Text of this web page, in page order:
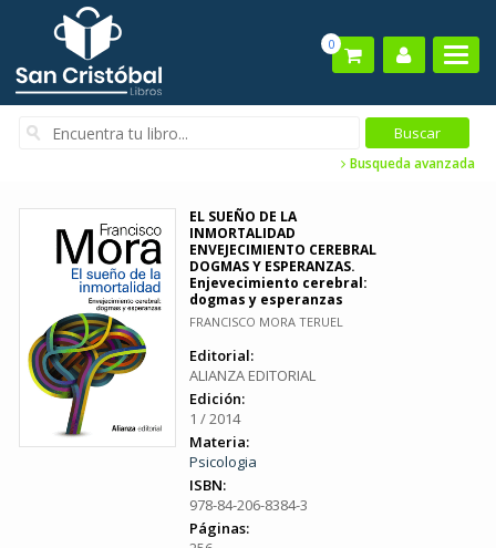
0
Busqueda avanzada
EL SUEÑO DE LA
INMORTALIDAD
ENVEJECIMIENTO CEREBRAL
DOGMAS Y ESPERANZAS.
Enjevecimiento cerebral:
dogmas y esperanzas
FRANCISCO MORA TERUEL
Editorial:
ALIANZA EDITORIAL
Edición:
1 / 2014
Materia:
Psicologia
ISBN:
978-84-206-8384-3
Páginas: